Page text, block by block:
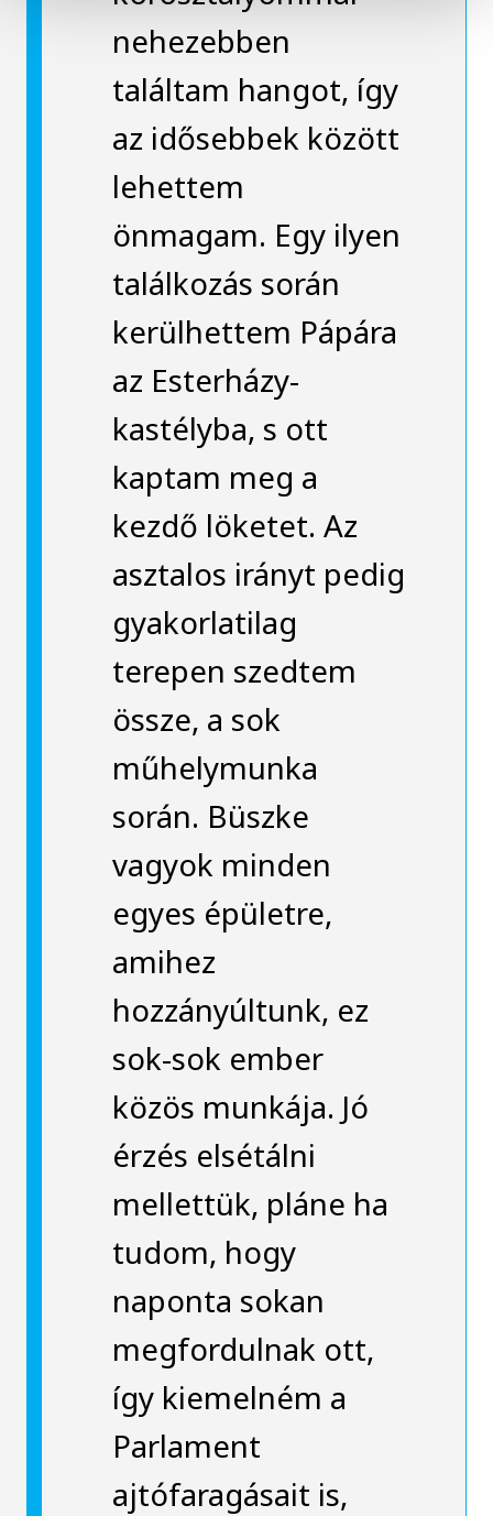
nehezebben
találtam hangot, így
az idősebbek között
lehettem
önmagam. Egy ilyen
találkozás során
kerülhettem Pápára
az Esterházy-
kastélyba, s ott
kaptam meg a
kezdő löketet. Az
asztalos irányt pedig
gyakorlatilag
terepen szedtem
össze, a sok
műhelymunka
során. Büszke
vagyok minden
egyes épületre,
amihez
hozzányúltunk, ez
sok-sok ember
közös munkája. Jó
érzés elsétálni
mellettük, pláne ha
tudom, hogy
naponta sokan
megfordulnak ott,
így kiemelném a
Parlament
ajtófaragásait is,